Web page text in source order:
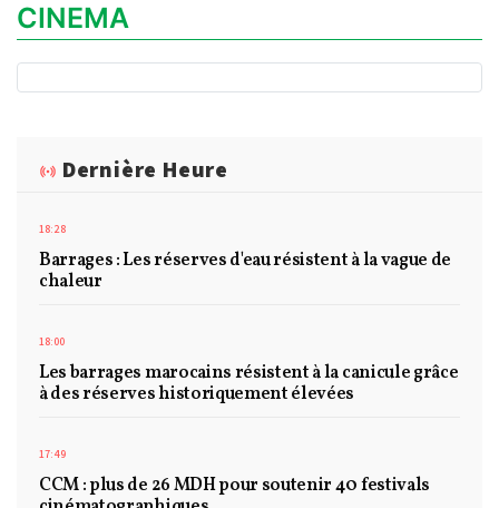
CINEMA
Dernière Heure
18:28
Barrages : Les réserves d'eau résistent à la vague de
chaleur
18:00
Les barrages marocains résistent à la canicule grâce
à des réserves historiquement élevées
17:49
CCM : plus de 26 MDH pour soutenir 40 festivals